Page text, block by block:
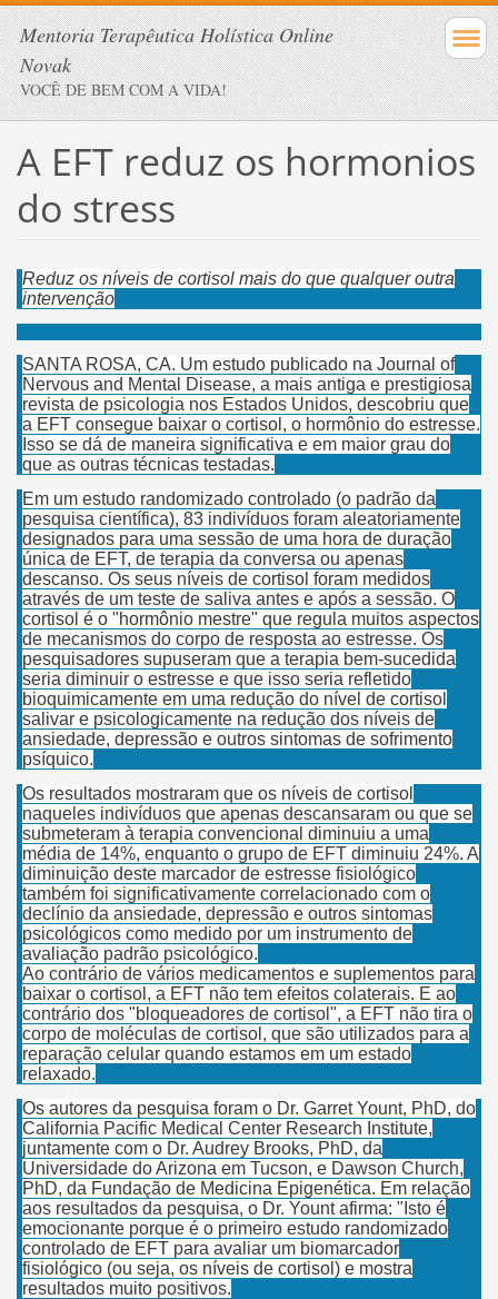
Mentoria Terapêutica Holística Online
Novak
VOCÊ DE BEM COM A VIDA!
A EFT reduz os hormonios
do stress
Reduz os níveis de cortisol mais do que qualquer outra
intervenção
SANTA ROSA, CA. Um estudo publicado na Journal of
Nervous and Mental Disease, a mais antiga e prestigiosa
revista de psicologia nos Estados Unidos, descobriu que
a EFT consegue baixar o cortisol, o hormônio do estresse.
Isso se dá de maneira significativa e em maior grau do
que as outras técnicas testadas.
Em um estudo randomizado controlado (o padrão da
pesquisa científica), 83 indivíduos foram aleatoriamente
designados para uma sessão de uma hora de duração
única de EFT, de terapia da conversa ou apenas
descanso. Os seus níveis de cortisol foram medidos
através de um teste de saliva antes e após a sessão. O
cortisol é o "hormônio mestre" que regula muitos aspectos
de mecanismos do corpo de resposta ao estresse. Os
pesquisadores supuseram que a terapia bem-sucedida
seria diminuir o estresse e que isso seria refletido
bioquimicamente em uma redução do nível de cortisol
salivar e psicologicamente na redução dos níveis de
ansiedade, depressão e outros sintomas de sofrimento
psíquico.
Os resultados mostraram que os níveis de cortisol
naqueles indivíduos que apenas descansaram ou que se
submeteram à terapia convencional diminuiu a uma
média de 14%, enquanto o grupo de EFT diminuiu 24%. A
diminuição deste marcador de estresse fisiológico
também foi significativamente correlacionado com o
declínio da ansiedade, depressão e outros sintomas
psicológicos como medido por um instrumento de
avaliação padrão psicológico.
Ao contrário de vários medicamentos e suplementos para
baixar o cortisol, a EFT não tem efeitos colaterais. E ao
contrário dos "bloqueadores de cortisol", a EFT não tira o
corpo de moléculas de cortisol, que são utilizados para a
reparação celular quando estamos em um estado
relaxado.
Os autores da pesquisa foram o Dr. Garret Yount, PhD, do
California Pacific Medical Center Research Institute,
juntamente com o Dr. Audrey Brooks, PhD, da
Universidade do Arizona em Tucson, e Dawson Church,
PhD, da Fundação de Medicina Epigenética. Em relação
aos resultados da pesquisa, o Dr. Yount afirma: "Isto é
emocionante porque é o primeiro estudo randomizado
controlado de EFT para avaliar um biomarcador
fisiológico (ou seja, os níveis de cortisol) e mostra
resultados muito positivos.